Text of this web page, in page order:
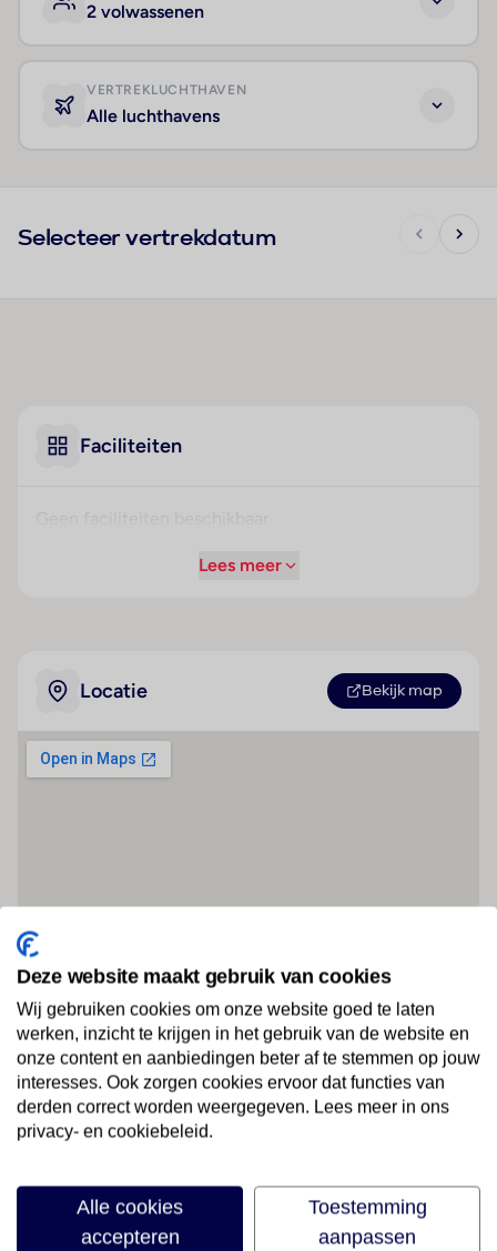
2 volwassenen
VERTREKLUCHTHAVEN
Alle luchthavens
Selecteer vertrekdatum
Faciliteiten
Lees meer
Locatie Bekijk map
Deze website maakt gebruik van cookies
Wij gebruiken cookies om onze website goed te laten
werken, inzicht te krijgen in het gebruik van de website en
onze content en aanbiedingen beter af te stemmen op jouw
interesses. Ook zorgen cookies ervoor dat functies van
derden correct worden weergegeven. Lees meer in ons
privacy- en cookiebeleid.
Alle cookies
accepteren
Toestemming
aanpassen